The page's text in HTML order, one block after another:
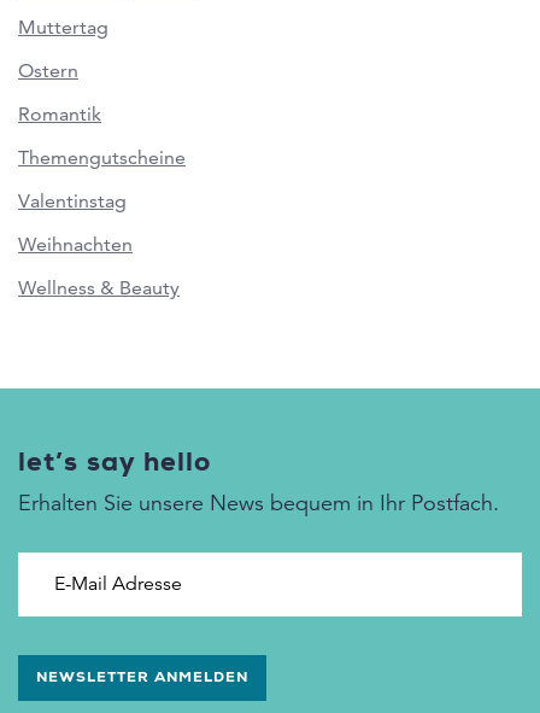
Muttertag
Ostern
Romantik
Themengutscheine
Valentinstag
Weihnachten
Wellness & Beauty
let’s say hello
Erhalten Sie unsere News bequem in Ihr Postfach.